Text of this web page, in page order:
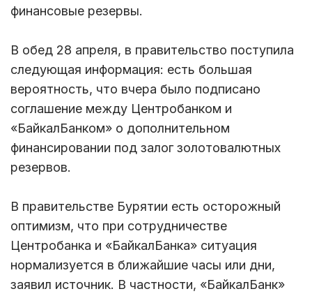
финансовые резервы.
В обед 28 апреля, в правительство поступила
следующая информация: есть большая
вероятность, что вчера было подписано
соглашение между Центробанком и
«БайкалБанком» о дополнительном
финансировании под залог золотовалютных
резервов.
В правительстве Бурятии есть осторожный
оптимизм, что при сотрудничестве
Центробанка и «БайкалБанка» ситуация
нормализуется в ближайшие часы или дни,
заявил источник. В частности, «БайкалБанк»